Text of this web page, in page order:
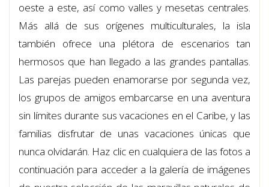
oeste a este, así como valles y mesetas centrales.
Más allá de sus orígenes multiculturales, la isla
también ofrece una plétora de escenarios tan
hermosos que han llegado a las grandes pantallas.
Las parejas pueden enamorarse por segunda vez,
los grupos de amigos embarcarse en una aventura
sin límites durante sus vacaciones en el Caribe, y las
familias disfrutar de unas vacaciones únicas que
nunca olvidarán. Haz clic en cualquiera de las fotos a
continuación para acceder a la galería de imágenes